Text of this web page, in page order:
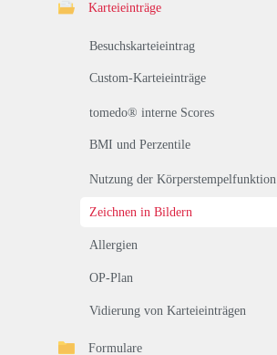
Karteieinträge
Besuchskarteieintrag
Custom-Karteieinträge
tomedo® interne Scores
BMI und Perzentile
Nutzung der Körperstempelfunktion
Zeichnen in Bildern
Allergien
OP-Plan
Vidierung von Karteieinträgen
Formulare